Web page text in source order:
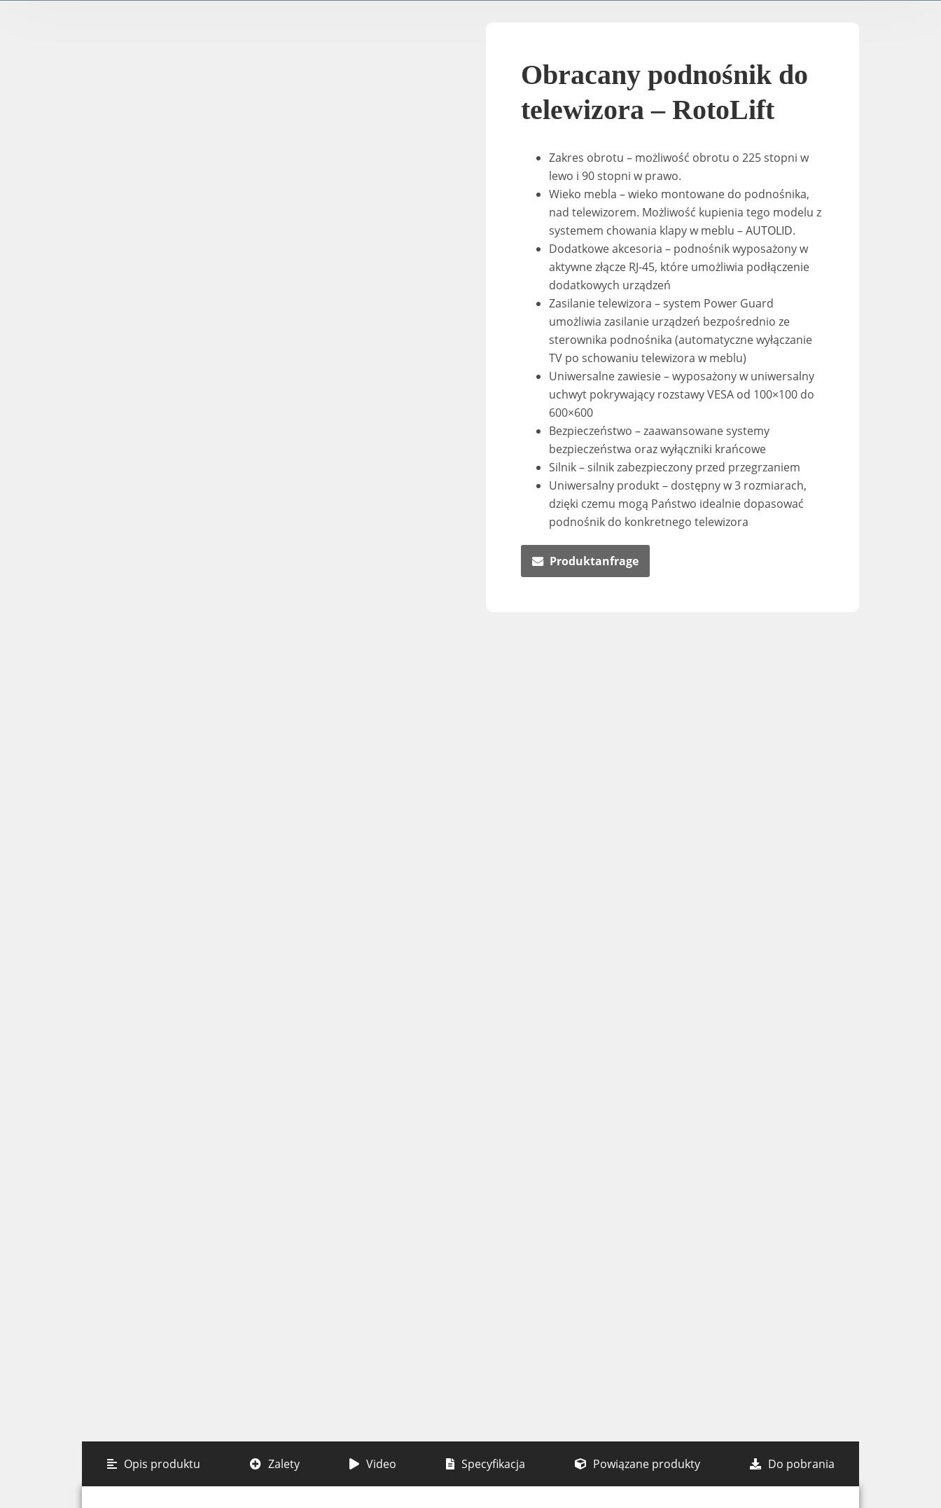
Obracany podnośnik do
telewizora – RotoLift
Zakres obrotu – możliwość obrotu o 225 stopni w
lewo i 90 stopni w prawo.
Wieko mebla – wieko montowane do podnośnika,
nad telewizorem. Możliwość kupienia tego modelu z
systemem chowania klapy w meblu –AUTOLID.
Dodatkowe akcesoria – podnośnik wyposażony w
aktywne złącze RJ-45, które umożliwia podłączenie
dodatkowych urządzeń
Zasilanie telewizora – system Power Guard
umożliwia zasilanie urządzeń bezpośrednio ze
sterownika podnośnika (automatyczne wyłączanie
TV po schowaniu telewizora w meblu)
Uniwersalne zawiesie – wyposażony w uniwersalny
uchwyt pokrywający rozstawy VESA od 100×100 do
600×600
Bezpieczeństwo – zaawansowane systemy
bezpieczeństwa oraz wyłączniki krańcowe
Silnik – silnik zabezpieczony przed przegrzaniem
Uniwersalny produkt – dostępny w 3 rozmiarach,
dzięki czemu mogą Państwo idealnie dopasować
podnośnik do konkretnego telewizora
Produktanfrage
Opis produktu Zalety Video Specyfikacja Powiązane produkty Do pobrania